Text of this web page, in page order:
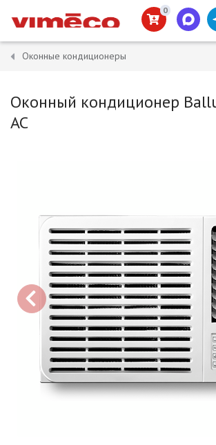
0
Оконные кондиционеры
Оконный кондиционер
AC